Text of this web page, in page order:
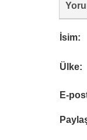
İsim:
Ülke:
E-